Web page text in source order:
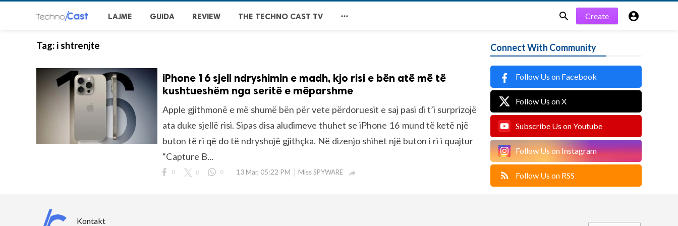
LAJME GUIDA REVIEW THE TECHNO CAST TV   Create 
Tag: i shtrenjte
iPhone 16 sjell ndryshimin e madh, kjo risi e bën atë më të
kushtueshëm nga seritë e mëparshme
Apple gjithmonë e më shumë bën për vete përdoruesit e saj pasi di t’i surprizojë
ata duke sjellë risi. Sipas disa aludimeve thuhet se iPhone 16 mund të ketë një
buton të ri që do të ndryshojë gjithçka. Në dizenjo shihet një buton i ri i quajtur
“Capture B...
0 0 0 13 Mar, 05:22 PM Miss SPYWARE 
Connect With Community
Follow Us on Facebook
Follow Us on X
Subscribe Us on Youtube
Follow Us on Instagram
Follow Us on RSS
Kontakt